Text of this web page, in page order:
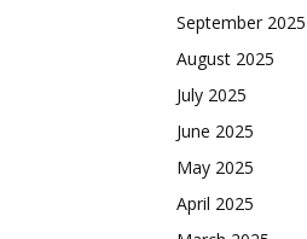
September 2025
August 2025
July 2025
June 2025
May 2025
April 2025